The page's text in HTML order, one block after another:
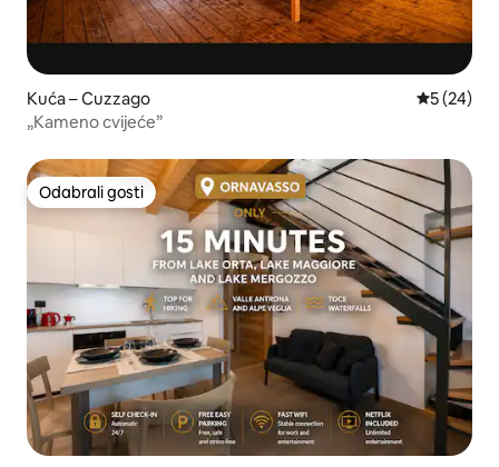
Kuća – Cuzzago Prosječna
5 (24)
„Kameno cvijeće”
Odabrali gosti
Odabrali gosti